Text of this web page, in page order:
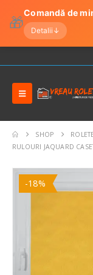
🎁
Comandă de
Detalii ↓
SHOP
RULOURI JAQUARD
-18%